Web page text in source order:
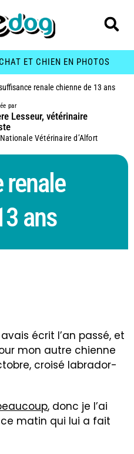
ET CHIEN EN PHOTOS
renale chienne de 13 ans
par
Lesseur, vétérinaire
Vétérinaire d’Alfort
ans
écrit l’an passé, et
mon autre chienne
croisé labrador-
, donc je l’ai
matin qui lui a fait